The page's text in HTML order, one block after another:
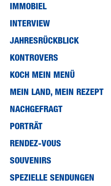
IMMOBIEL
INTERVIEW
JAHRESRÜCKBLICK
KONTROVERS
KOCH MEIN MENÜ
MEIN LAND, MEIN REZEPT
NACHGEFRAGT
PORTRÄT
RENDEZ-VOUS
SOUVENIRS
SPEZIELLE SENDUNGEN